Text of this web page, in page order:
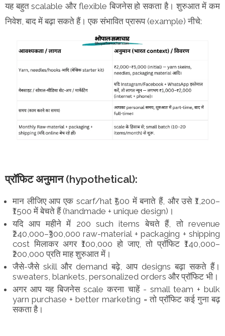
यह बहुत scalable और flexible बिजनेस हो सकता है। शुरुआत में कम
निवेश, बाद में बढ़ा सकते हैं। एक संभावित प्रारूप (example) नीचे:
प्रॉफिट अनुमान (hypothetical):
मान लीजिए आप एक scarf/hat ₹500 में बनाते हैं, और उसे ₹1,200–
₹1500 में बेचते हैं (handmade + unique design)।
यदि आप महीने में 200 such items बेचते हैं, तो revenue
₹240,000–₹300,000 raw-material + packaging + shipping
cost मिलाकर अगर ₹100,000 हो जाए, तो प्रॉफिट ₹140,000–
₹200,000 प्रति माह शुरुआत में।
जैसे-जैसे skill और demand बढ़े, आप designs बढ़ा सकते हैं।
sweaters, blankets, personalized orders और प्रॉफिट भी।
अगर आप यह बिजनेस scale करना चाहें - small team + bulk
yarn purchase + better marketing = तो प्रॉफिट कई गुना बढ़
सकता है।